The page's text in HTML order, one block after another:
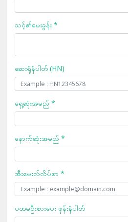
သင့်၏မေးခွန်း *
ဆေးရုံနံပါတ် (HN)
ရှေ့ဆုံးအမည် *
နောက်ဆုံးအမည် *
အီးမေးလ်လိပ်စာ *
ပထမဦးစားပေး ဖုန်းနံပါတ်